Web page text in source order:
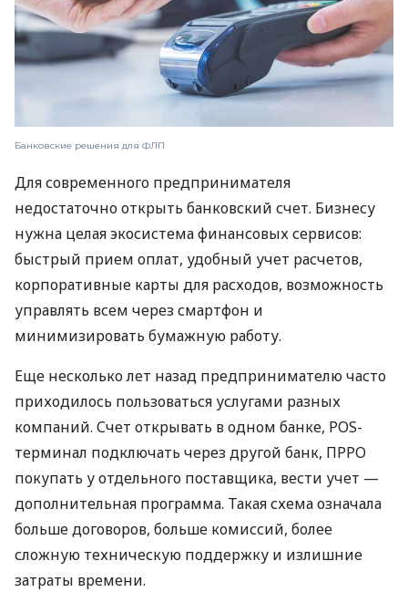
Банковские решения для ФЛП
Для современного предпринимателя
недостаточно открыть банковский счет. Бизнесу
нужна целая экосистема финансовых сервисов:
быстрый прием оплат, удобный учет расчетов,
корпоративные карты для расходов, возможность
управлять всем через смартфон и
минимизировать бумажную работу.
Еще несколько лет назад предпринимателю часто
приходилось пользоваться услугами разных
компаний. Счет открывать в одном банке, POS-
терминал подключать через другой банк, ПРРО
покупать у отдельного поставщика, вести учет —
дополнительная программа. Такая схема означала
больше договоров, больше комиссий, более
сложную техническую поддержку и излишние
затраты времени.